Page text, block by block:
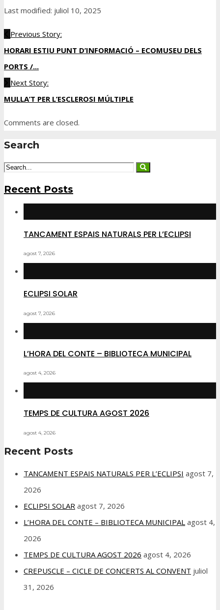
Last modified: juliol 10, 2025
Previous Story:
HORARI ESTIU PUNT D’INFORMACIÓ – ECOMUSEU DELS
PORTS /...
Next Story:
MULLA’T PER L’ESCLEROSI MÚLTIPLE
Comments are closed.
Search
Recent Posts
TANCAMENT ESPAIS NATURALS PER L’ECLIPSI
agost 7, 2026
ECLIPSI SOLAR
agost 7, 2026
L’HORA DEL CONTE – BIBLIOTECA MUNICIPAL
agost 4, 2026
TEMPS DE CULTURA AGOST 2026
agost 4, 2026
Recent Posts
TANCAMENT ESPAIS NATURALS PER L’ECLIPSI agost 7,
2026
ECLIPSI SOLAR agost 7, 2026
L’HORA DEL CONTE – BIBLIOTECA MUNICIPAL agost 4,
2026
TEMPS DE CULTURA AGOST 2026 agost 4, 2026
CREPUSCLE – CICLE DE CONCERTS AL CONVENT juliol
31, 2026